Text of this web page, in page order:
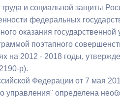
и социальной защиты
федеральных
оказания
поэтапного
на 2012 - 2018 годы,
р).
Федерации от 7 мая
управления" определена